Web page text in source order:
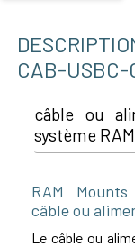
CAB-USBC-
câble ou
système
RAM Mounts
câble ou
Le câble ou